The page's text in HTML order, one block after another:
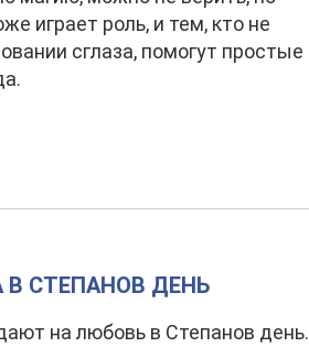
играет роль, и тем, кто не
сглаза, помогут простые
СТЕПАНОВ ДЕНЬ
на любовь в Степанов день.